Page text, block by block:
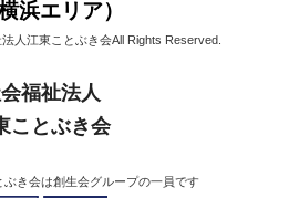
横浜エリア）
人江東ことぶき会All Rights Reserved.
福祉法人
ことぶき会
き会は創生会グループの一員です